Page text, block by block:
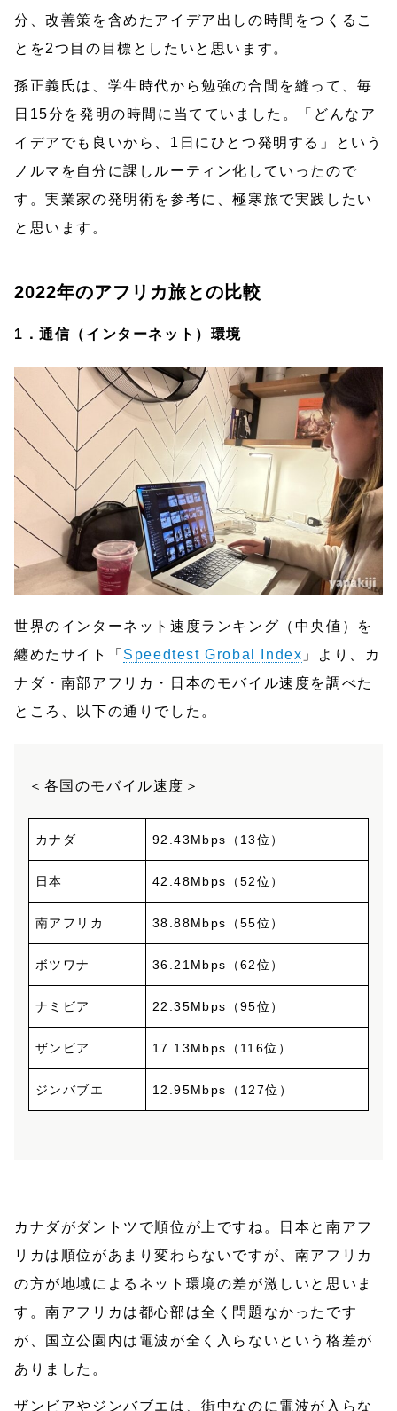
分、改善策を含めたアイデア出しの時間をつくるこ
とを2つ目の目標としたいと思います。
孫正義氏は、学生時代から勉強の合間を縫って、毎
日15分を発明の時間に当てていました。「どんなア
イデアでも良いから、1日にひとつ発明する」という
ノルマを自分に課しルーティン化していったので
す。実業家の発明術を参考に、極寒旅で実践したい
と思います。
2022年のアフリカ旅との比較
1．通信（インターネット）環境
世界のインターネット速度ランキング（中央値）を
纏めたサイト「 Speedtest Grobal Index 」より、カ
ナダ・南部アフリカ・日本のモバイル速度を調べた
ところ、以下の通りでした。
＜各国のモバイル速度＞
カナダ 92.43Mbps（13位）
日本 42.48Mbps（52位）
南アフリカ 38.88Mbps（55位）
ボツワナ 36.21Mbps（62位）
ナミビア 22.35Mbps（95位）
ザンビア 17.13Mbps（116位）
ジンバブエ 12.95Mbps（127位）
カナダがダントツで順位が上ですね。日本と南アフ
リカは順位があまり変わらないですが、南アフリカ
の方が地域によるネット環境の差が激しいと思いま
す。南アフリカは都心部は全く問題なかったです
が、国立公園内は電波が全く入らないという格差が
ありました。
ザンビアやジンバブエは、街中なのに電波が入らな